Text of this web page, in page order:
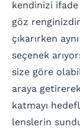
kendinizi
göz
çıkarırken
seçenek
size göre
araya
katmayı
lenslerin